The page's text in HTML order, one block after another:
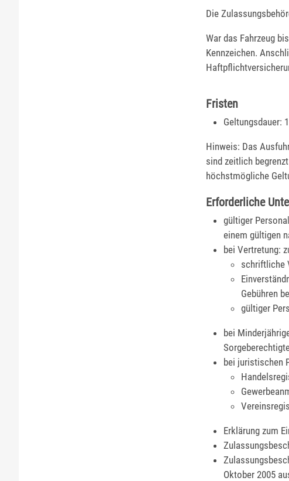
Die
War das Fahrzeug
Kennzeichen.
Fristen
Geltungsdauer:
Hinweis: Das
sind zeitlich
höchstmögliche
Erforderliche
gültiger
einem gültigen
bei Vertretung:
schriftliche
Gebühren
gültiger
bei
bei juristischen
Erklärung zum
Oktober 2005